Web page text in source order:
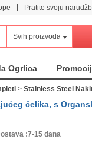
Pratite svoju
Svih proizvoda
Ogrlica
> Stainless Steel
čelika, s
:7-15 dana